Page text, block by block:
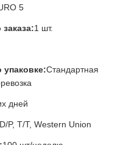
5
1 шт.
Стандартная
дней
P, T/T, Western Union